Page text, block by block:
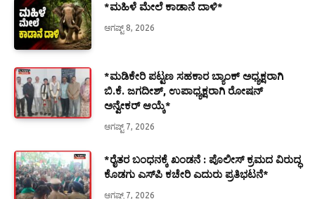
*ಮಹಿಳೆ ಮೇಲೆ ಕಾಡಾನೆ ದಾಳಿ*
ಆಗಷ್ಟ್ 8, 2026
*ಮಡಿಕೇರಿ ಪಟ್ಟಣ ಸಹಕಾರ ಬ್ಯಾಂಕ್ ಅಧ್ಯಕ್ಷರಾಗಿ
ಬಿ.ಕೆ. ಜಗದೀಶ್, ಉಪಾಧ್ಯಕ್ಷರಾಗಿ ರೋಷನ್
ಅನ್ವೇಕರ್ ಆಯ್ಕೆ*
ಆಗಷ್ಟ್ 7, 2026
*ರೈತರ ಬಂಧನಕ್ಕೆ ಖಂಡನೆ : ಪೊಲೀಸ್ ಕ್ರಮದ ವಿರುದ್ಧ
ಕೊಡಗು ಎಸ್‍ಪಿ ಕಚೇರಿ ಎದುರು ಪ್ರತಿಭಟನೆ*
ಆಗಷ್ಟ್ 7, 2026